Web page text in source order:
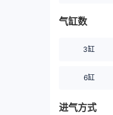
气缸数
3缸
6缸
进气方式